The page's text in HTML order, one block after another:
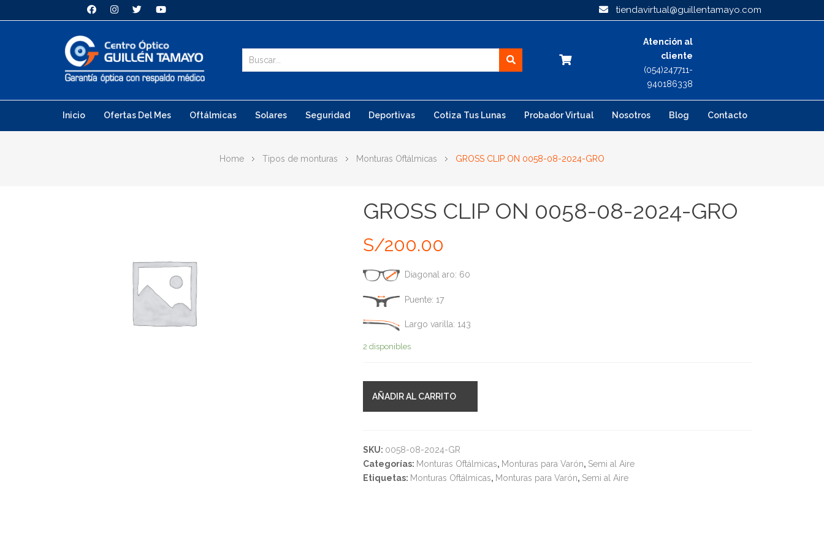
tiendavirtual@guillentamayo.com
Atención al
cliente
(054)247711-
940186338
Inicio Ofertas Del Mes Oftálmicas Solares Seguridad Deportivas Cotiza Tus Lunas Probador Virtual Nosotros Blog Contacto
Home Tipos de monturas Monturas Oftálmicas GROSS CLIP ON 0058-08-2024-GRO
GROSS CLIP ON 0058-08-2024-GRO
S/200.00
Diagonal aro: 60
Puente: 17
Largo varilla: 143
2 disponibles
AÑADIR AL CARRITO
SKU: 0058-08-2024-GR
Categorías: Monturas Oftálmicas, Monturas para Varón, Semi al Aire
Etiquetas: Monturas Oftálmicas, Monturas para Varón, Semi al Aire